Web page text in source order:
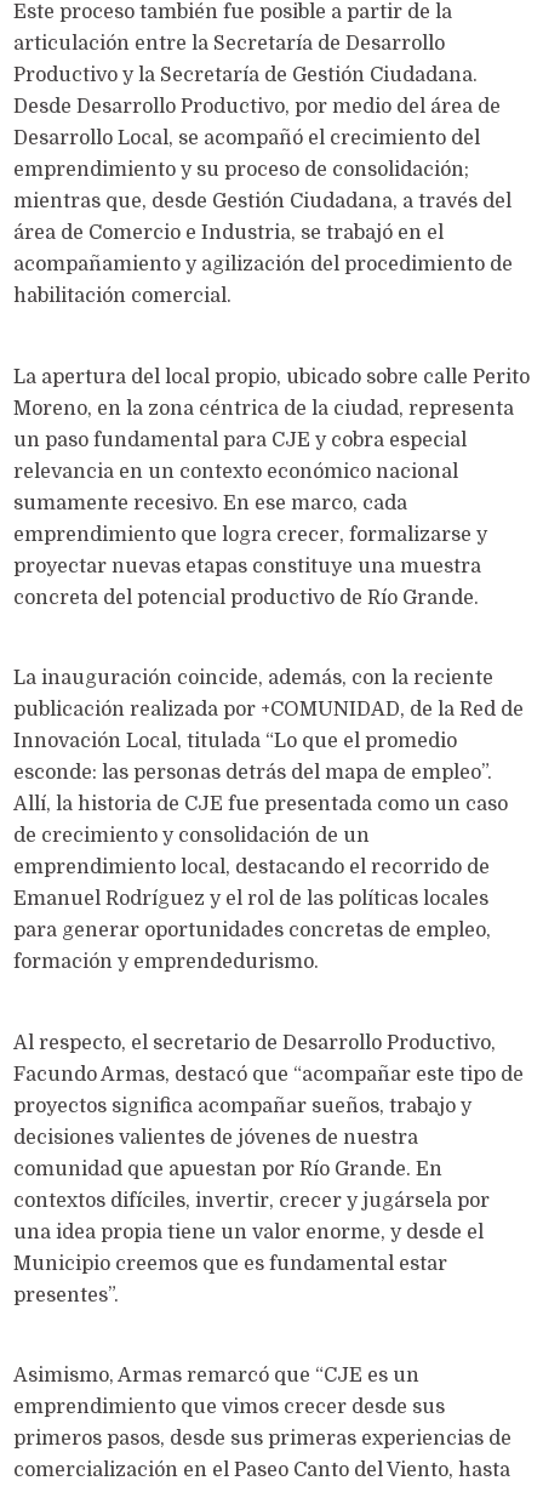
Este proceso también fue posible a partir de la
articulación entre la Secretaría de Desarrollo
Productivo y la Secretaría de Gestión Ciudadana.
Desde Desarrollo Productivo, por medio del área de
Desarrollo Local, se acompañó el crecimiento del
emprendimiento y su proceso de consolidación;
mientras que, desde Gestión Ciudadana, a través del
área de Comercio e Industria, se trabajó en el
acompañamiento y agilización del procedimiento de
habilitación comercial.
La apertura del local propio, ubicado sobre calle Perito
Moreno, en la zona céntrica de la ciudad, representa
un paso fundamental para CJE y cobra especial
relevancia en un contexto económico nacional
sumamente recesivo. En ese marco, cada
emprendimiento que logra crecer, formalizarse y
proyectar nuevas etapas constituye una muestra
concreta del potencial productivo de Río Grande.
La inauguración coincide, además, con la reciente
publicación realizada por +COMUNIDAD, de la Red de
Innovación Local, titulada “Lo que el promedio
esconde: las personas detrás del mapa de empleo”.
Allí, la historia de CJE fue presentada como un caso
de crecimiento y consolidación de un
emprendimiento local, destacando el recorrido de
Emanuel Rodríguez y el rol de las políticas locales
para generar oportunidades concretas de empleo,
formación y emprendedurismo.
Al respecto, el secretario de Desarrollo Productivo,
Facundo Armas, destacó que “acompañar este tipo de
proyectos significa acompañar sueños, trabajo y
decisiones valientes de jóvenes de nuestra
comunidad que apuestan por Río Grande. En
contextos difíciles, invertir, crecer y jugársela por
una idea propia tiene un valor enorme, y desde el
Municipio creemos que es fundamental estar
presentes”.
Asimismo, Armas remarcó que “CJE es un
emprendimiento que vimos crecer desde sus
primeros pasos, desde sus primeras experiencias de
comercialización en el Paseo Canto del Viento, hasta